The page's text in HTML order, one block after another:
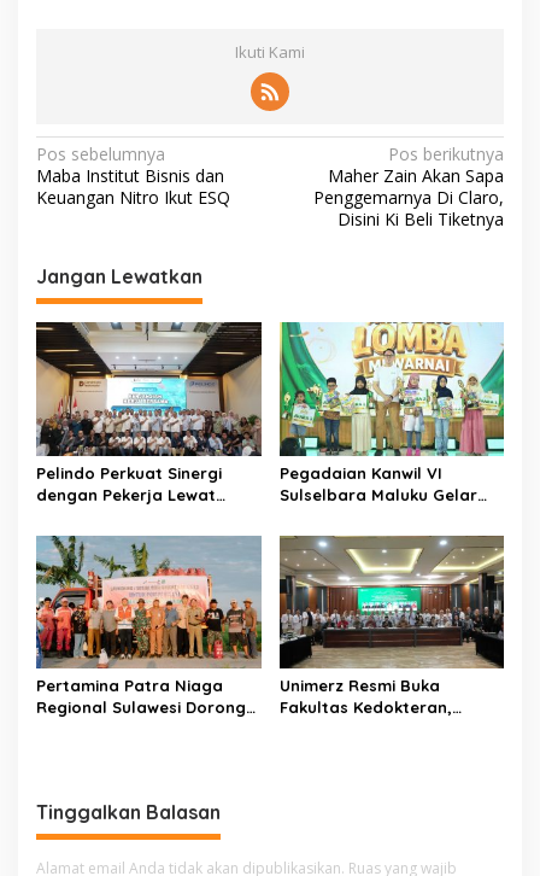
Ikuti Kami
N
a
i
g
a
s
p
o
s
Pos sebelumnya
Maba Institut Bisnis dan
Keuangan Nitro Ikut ESQ
Pos berikutnya
Maher Zain Akan Sapa
Penggemarnya Di Claro,
Disini Ki Beli Tiketnya
Jangan Lewatkan
Pelindo Perkuat Sinergi
dengan Pekerja Lewat
2026–2028
Pegadaian Kanwil VI
Sulselbara Maluku Gelar
Nasional, Dorong
Kreativitas Anak dan Peran
Keluarga
Pertamina Patra Niaga
Regional Sulawesi Dorong
Unimerz Resmi Buka
Fakultas Kedokteran,
Tinggalkan Balasan
Alamat email Anda tidak akan dipublikasikan. Ruas yang wajib